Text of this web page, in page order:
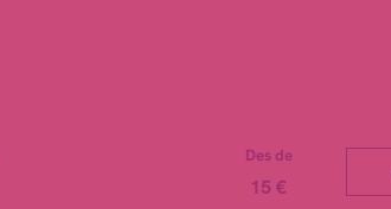
Des de
15 €